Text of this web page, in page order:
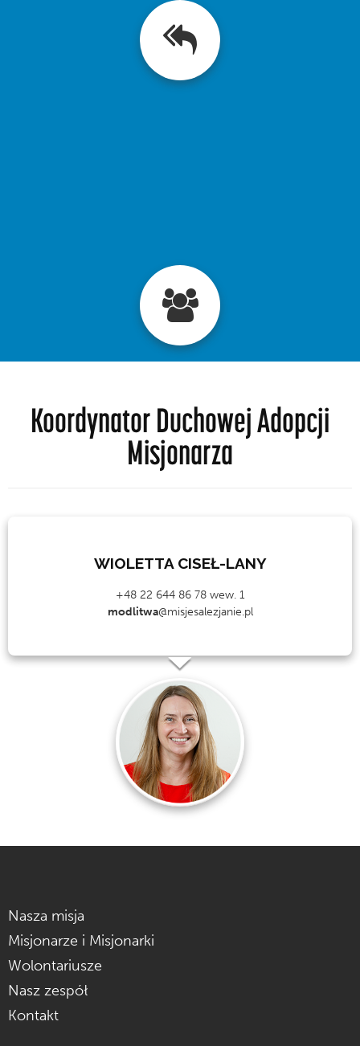
Koordynator Duchowej Adopcji
Misjonarza
WIOLETTA CISEŁ-LANY
+48 22 644 86 78 wew. 1
modlitwa@misjesalezjanie.pl
Nasza misja
Misjonarze i Misjonarki
Wolontariusze
Nasz zespół
Kontakt